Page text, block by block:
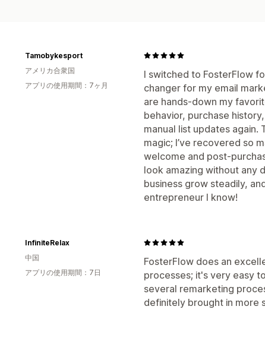
I switched to FosterFlow
changer for my email
are hands-down my
behavior, purchase
manual list updates
magic; I’ve recovered so
welcome and post-
look amazing without any
business grow steadily,
entrepreneur I know!
Tamobykesport
アメリカ合衆国
アプリの使用期間：7ヶ月
FosterFlow does an
processes; it's very easy
several remarketing
definitely brought in more
InfiniteRelax
中国
アプリの使用期間：7日